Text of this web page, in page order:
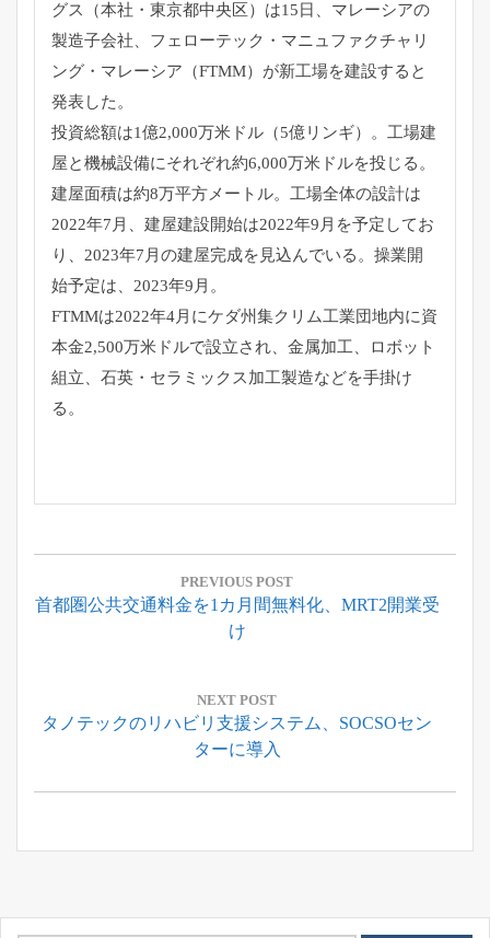
グス（本社・東京都中央区）は15日、マレーシアの
製造子会社、 フェローテック・マニュファクチャリ
ング・マレーシア（FTMM）が新工場を建設すると
発表した。
投資総額は1億2,000万米ドル（5億リンギ）。 工場建
屋と機械設備にそれぞれ約6,000万米ドルを投じる。
建屋面積は約8万平方メートル。 工場全体の設計は
2022年7月、 建屋建設開始は2022年9月を予定してお
り、 2023年7月の建屋完成を見込んでいる。操業開
始予定は、 2023年9月。
FTMMは2022年4月にケダ州集クリム工業団地内に資
本金2,500万米ドルで設立され、金属加工、ロボット
組立、石英・ セラミックス加工製造などを手掛け
る。
投
ナ
シ
ン
PREVIOUS POST
Previous
首都圏公共交通料金を1カ月間無料化、MRT2開業受
け
NEXT POST
Next
タノテックのリハビリ支援システム、SOCSOセン
ターに導入